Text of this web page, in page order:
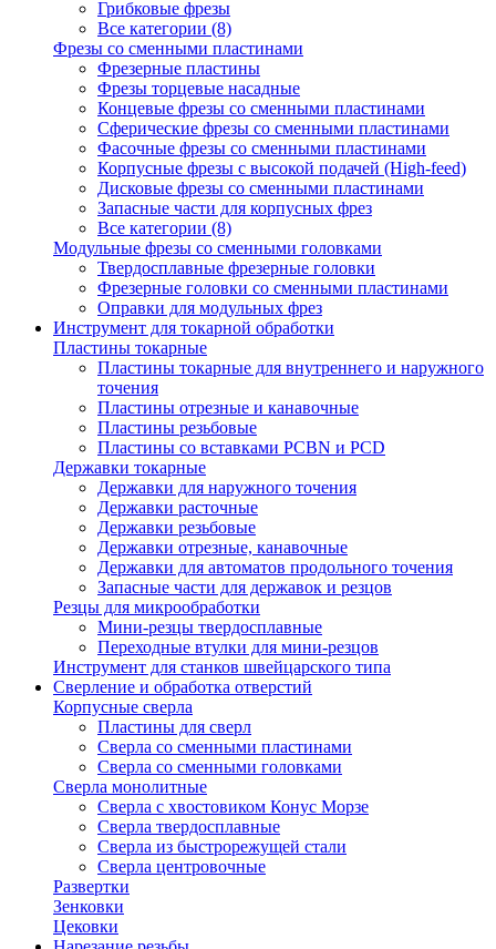
Грибковые фрезы
Все категории (8)
Фрезы со сменными пластинами
Фрезерные пластины
Фрезы торцевые насадные
Концевые фрезы со сменными пластинами
Сферические фрезы со сменными пластинами
Фасочные фрезы со сменными пластинами
Корпусные фрезы с высокой подачей (High-feed)
Дисковые фрезы со сменными пластинами
Запасные части для корпусных фрез
Все категории (8)
Модульные фрезы со сменными головками
Твердосплавные фрезерные головки
Фрезерные головки со сменными пластинами
Оправки для модульных фрез
Инструмент для токарной обработки
Пластины токарные
Пластины токарные для внутреннего и наружного
точения
Пластины отрезные и канавочные
Пластины резьбовые
Пластины со вставками PCBN и PCD
Державки токарные
Державки для наружного точения
Державки расточные
Державки резьбовые
Державки отрезные, канавочные
Державки для автоматов продольного точения
Запасные части для державок и резцов
Резцы для микрообработки
Мини-резцы твердосплавные
Переходные втулки для мини-резцов
Инструмент для станков швейцарского типа
Сверление и обработка отверстий
Корпусные сверла
Пластины для сверл
Сверла со сменными пластинами
Сверла со сменными головками
Сверла монолитные
Сверла с хвостовиком Конус Морзе
Сверла твердосплавные
Сверла из быстрорежущей стали
Сверла центровочные
Развертки
Зенковки
Цековки